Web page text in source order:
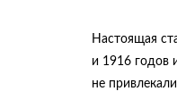
Настоящая
и 1916 годов
не